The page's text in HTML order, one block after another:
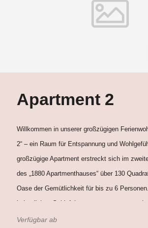
Welt in Verbindung bleiben können.
Apartment 2
Willkommen in unserer großzügigen
2“ – ein Raum für Entspannung und
großzügige Apartment erstreckt sich im
des „1880 Apartmenthauses“ über 130
Oase der Gemütlichkeit für bis zu 6
behaglichen Schlafzimmern, ausgestattet mit
Betten (180 cm x 200 cm) und zwei
Verfügbar ab